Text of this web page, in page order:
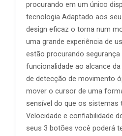
procurando em um único
tecnologia Adaptado aos
design eficaz o torna num
uma grande experiência de
estão procurando segurança
funcionalidade ao alcance
de detecção de movimento
mover o cursor de uma
sensível do que os sistemas
Velocidade e confiabilidade
seus 3 botões você poderá